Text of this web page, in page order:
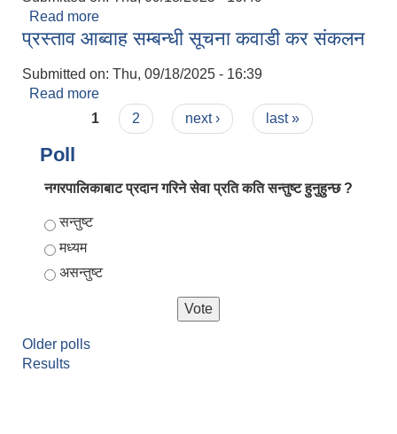
Read more
प्रस्ताव आब्वाह सम्बन्धी सूचना कवाडी कर संकलन
Submitted on: Thu, 09/18/2025 - 16:39
Read more
Pages
1 2 next › last »
Poll
नगरपालिकाबाट प्रदान गरिने सेवा प्रति कति सन्तुष्ट हुनुहुन्छ ?
Choices
सन्तुष्ट
मध्यम
असन्तुष्ट
Older polls
Results